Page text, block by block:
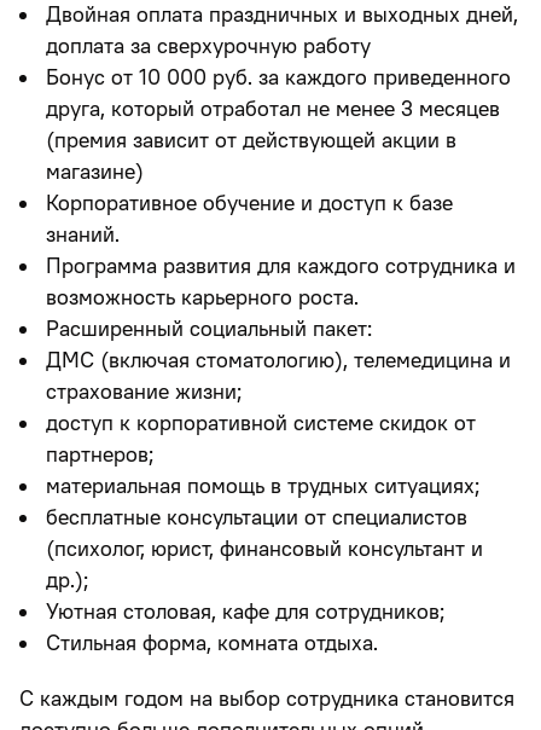
Двойная оплата праздничных и выходных дней,
доплата за сверхурочную работу
Бонус от 10 000 руб. за каждого приведенного
друга, который отработал не менее 3 месяцев
(премия зависит от действующей акции в
магазине)
Корпоративное обучение и доступ к базе
знаний.
Программа развития для каждого сотрудника и
возможность карьерного роста.
Расширенный социальный пакет:
ДМС (включая стоматологию), телемедицина и
страхование жизни;
доступ к корпоративной системе скидок от
партнеров;
материальная помощь в трудных ситуациях;
бесплатные консультации от специалистов
(психолог, юрист, финансовый консультант и
др.);
Уютная столовая, кафе для сотрудников;
Стильная форма, комната отдыха.
С каждым годом на выбор сотрудника становится